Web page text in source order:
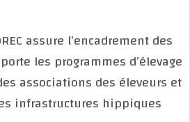
SOREC assure l’encadrement
les programmes
des associations des
des infrastructures hippiques